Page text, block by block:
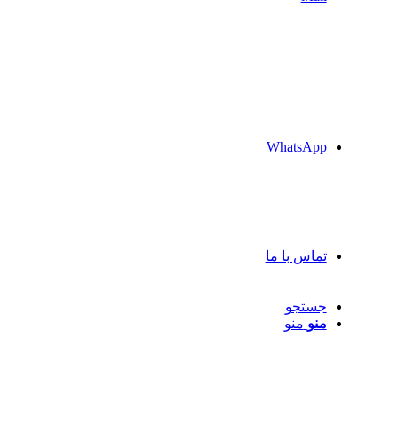
WhatsApp
تماس با ما
جستجو
منو منو